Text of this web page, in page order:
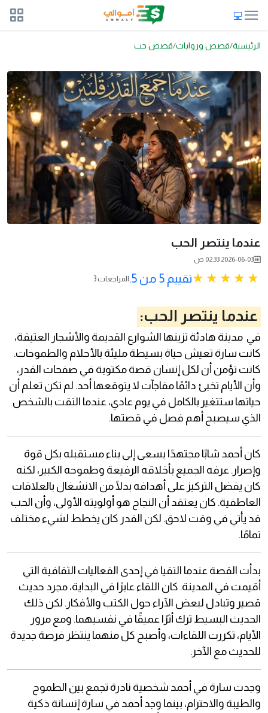
الرئيسية قصص وروايات قصص حب
عندما ينتصر الحب
2026-06-03 02:33 ص
تقييم 5 من 5. 3 المراجعات
عندما ينتصر الحب:
في مدينة هادئة تزينها الشوارع القديمة والأشجار العتيقة،
كانت سارة تعيش حياة بسيطة مليئة بالأحلام والطموحات.
كانت تؤمن أن لكل إنسان قصة مكتوبة في صفحات القدر،
وأن الأيام تخبئ دائمًا مفاجآت لا يتوقعها أحد. لم تكن تعلم أن
حياتها ستتغير بالكامل في يوم عادي، عندما التقت بالشخص
الذي سيصبح أهم فصل في قصتها.
كان أحمد شابًا مجتهدًا يسعى إلى بناء مستقبله بكل قوة
وإصرار. عرفه الجميع بأخلاقه الرفيعة وطموحه الكبير، لكنه
كان يفضل التركيز على أهدافه بدلًا من الانشغال بالعلاقات
العاطفية. كان يعتقد أن النجاح هو أولويته الأولى، وأن الحب
قد يأتي في وقت لاحق. لكن القدر كان يخطط لشيء مختلف
تمامًا.
بدأت القصة عندما التقيا في إحدى الفعاليات الثقافية التي
أقيمت في المدينة. كان اللقاء عابرًا في البداية، مجرد حديث
قصير وتبادل لبعض الآراء حول الكتب والأفكار. لكن ذلك
الحديث البسيط ترك أثرًا عميقًا في نفسيهما. ومع مرور
الأيام، تكررت اللقاءات، وأصبح كل منهما ينتظر فرصة جديدة
للحديث مع الآخر.
وجدت سارة في أحمد شخصية نادرة تجمع بين الطموح
والطيبة والاحترام، بينما وجد أحمد في سارة إنسانة ذكية